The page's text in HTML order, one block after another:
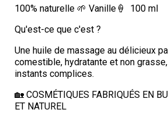
100% naturelle 🌱 Vanille🍦 100 ml
Qu'est-ce que c'est ?
Une huile de massage au délicieux
comestible, hydratante et non
instants complices.
🏡 COSMÉTIQUES FABRIQUÉS EN
ET NATUREL